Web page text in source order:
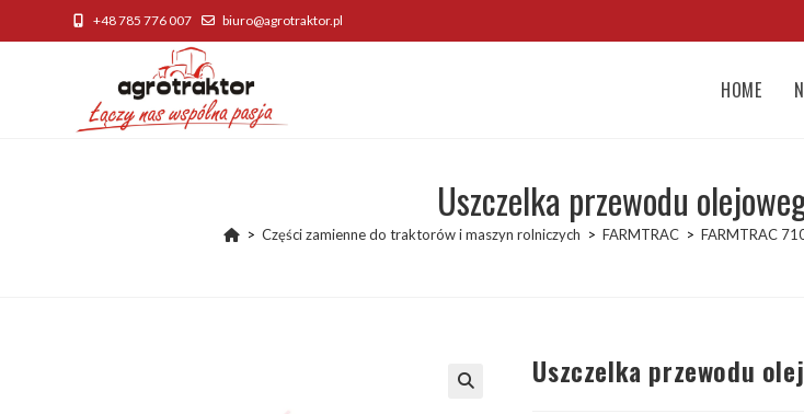
to
+48 785 776 007 biuro@agrotraktor.pl
HOME
Uszczelka przewodu
> Części zamienne do traktorów i maszyn rolniczych > FARMTRAC > FARMTRAC
Uszczelka przewodu